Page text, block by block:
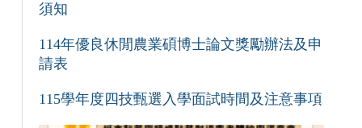
須知
114年優良休閒農業碩博士論文獎勵辦法及申
請表
115學年度四技甄選入學面試時間及注意事項